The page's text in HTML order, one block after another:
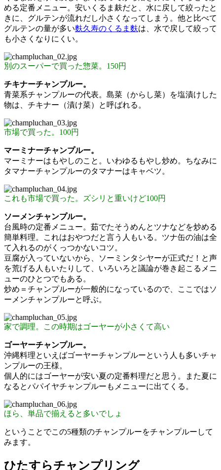
める定番メニュー。安いくるま麸だと、水に戻して絞ったと
きに、グルテンが流れだし小さくなってしまう。他と比べて
グルテンの量が多い麩久寿のくるま麩は、水で戻して絞って
も小さくなりにくい。
別のスーパーで買った惣菜。150円
チキナーチャンプルー。
青菜系チャンプルーの代表。島菜（からし菜）を塩漬けした
物は、チキナー（漬け菜）と呼ばれる。
市場で買った。100円
マーミナーチャンプルー。
マーミナーはもやしのこと。いわゆるもやし炒め。ちなみに
タマナーチャンプルーのタマナーはキャベツ。
これも市場で買った。ズシリと重いけど100円
ソーメンチャンプルー。
台風時の定番メニュー。茹でたそうめんとツナなどを炒める
簡単料理。これはおやつだと言う人もいる。ツナ缶の油は全
て入れるのがくっつかないコツ。
豆腐が入っていないから、ソーミンタシヤーが正式だ！と声
を荒げる人もいたりして、いろいろと議論が巻き起こるメニ
ューのひとつでもある。
炒め＝チャンプルーが一般的になっているので、ここではソ
ーメンチャンプルーと呼ぶ。
家で調理。この時期はゴーヤーが小さくて高い
ゴーヤーチャンプルー。
沖縄料理といえばゴーヤーチャンプルーという人も多いチャ
ンプルーの王様。
個人的にはゴーヤーが安い夏の定番料理だと思う。また夏に
なるとパパイヤチャンプルーもメニューに出てくる。
ほら、単品で揃えると多いでしょ
ということでこの5種類のチャンプルーをチャンプルーして
みます。
ひたすらチャンプリング